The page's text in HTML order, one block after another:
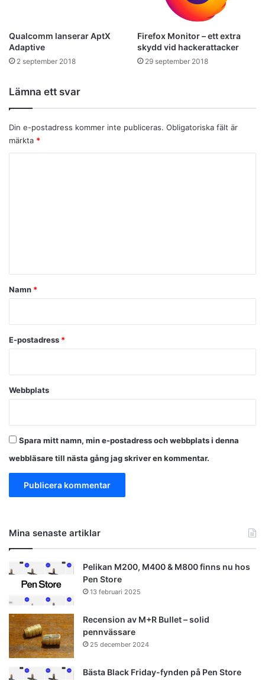
Qualcomm lanserar AptX
Adaptive
2 september 2018
Firefox Monitor – ett extra
skydd vid hackerattacker
29 september 2018
Lämna ett svar
Din e-postadress kommer inte publiceras. Obligatoriska fält är
märkta *
a
Namn *
E-postadress *
Webbplats
Spara mitt namn, min e-postadress och webbplats i denna
webbläsare till nästa gång jag skriver en kommentar.
Mina senaste artiklar
Pelikan M200, M400 & M800 finns nu hos
Pen Store
13 februari 2025
Recension av M+R Bullet – solid
pennvässare
25 december 2024
Bästa Black Friday-fynden på Pen Store